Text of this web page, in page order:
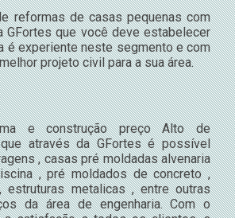
reformas de casas pequenas com
GFortes que você deve estabelecer
é experiente neste segmento e com
projeto civil para a sua área.
e construção preço Alto de
através da GFortes é possível
, casas pré moldadas alvenaria
, pré moldados de concreto ,
estruturas metalicas , entre outras
da área de engenharia. Com o